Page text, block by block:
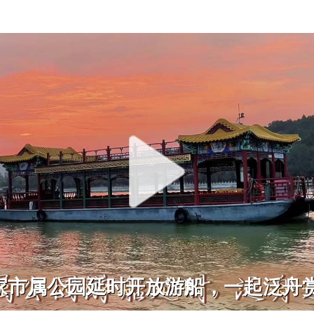
市属公园延时开放游船，一起泛舟